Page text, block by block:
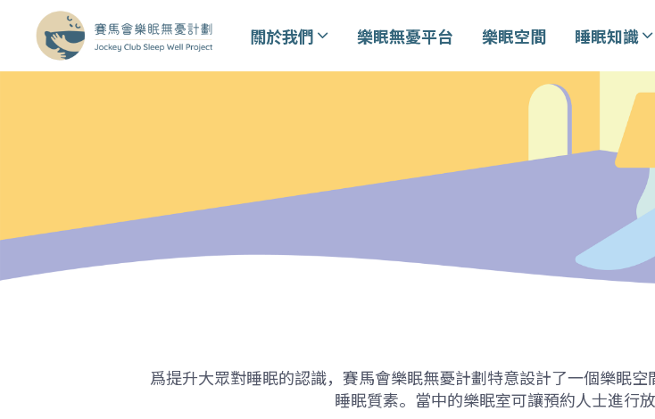
關於我們 樂眠無憂平台 樂眠空間 睡眠知識
爲提升大眾對睡眠的認識，賽馬會樂眠無憂計劃特意設計了一個樂眠
睡眠質素。當中的樂眠室可讓預約人士進行